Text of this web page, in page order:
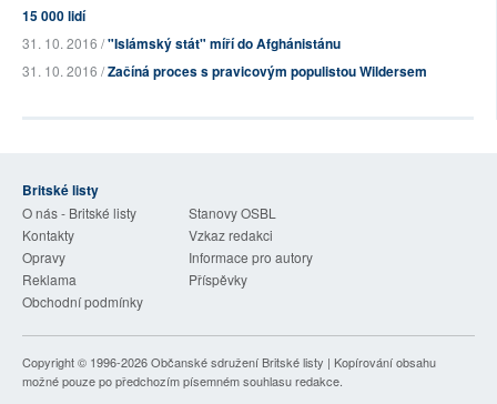
15 000 lidí
31. 10. 2016 /"Islámský stát" míří do Afghánistánu
31. 10. 2016 /Začíná proces s pravicovým populistou Wildersem
Britské listy
O nás - Britské listy
Stanovy OSBL
Kontakty
Vzkaz redakci
Opravy
Informace pro autory
Reklama
Příspěvky
Obchodní podmínky
Copyright © 1996-2026Občanské sdružení Britské listy | Kopírování obsahu
možné pouze po předchozím písemném souhlasu redakce.